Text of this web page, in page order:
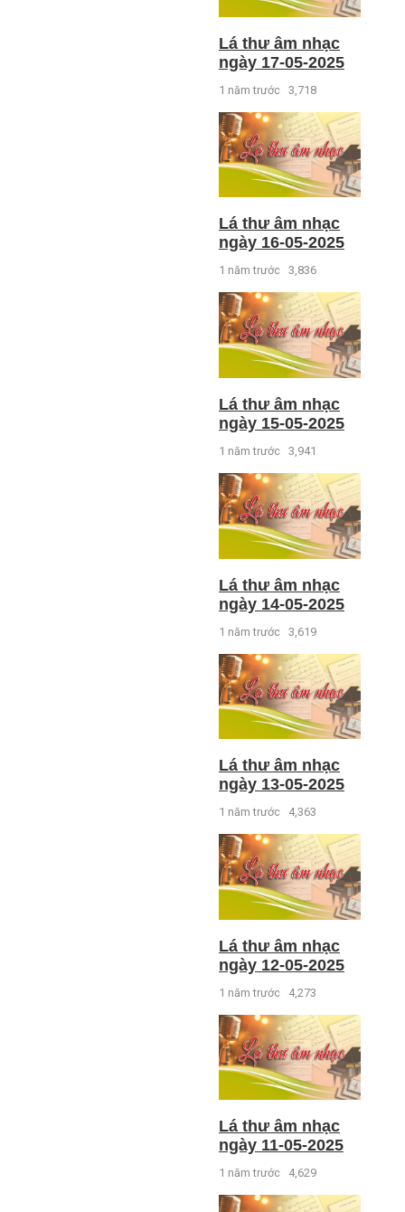
Lá thư âm nhạc
ngày 17-05-2025
1 năm trước 3,718
Lá thư âm nhạc
ngày 16-05-2025
1 năm trước 3,836
Lá thư âm nhạc
ngày 15-05-2025
1 năm trước 3,941
Lá thư âm nhạc
ngày 14-05-2025
1 năm trước 3,619
Lá thư âm nhạc
ngày 13-05-2025
1 năm trước 4,363
Lá thư âm nhạc
ngày 12-05-2025
1 năm trước 4,273
Lá thư âm nhạc
ngày 11-05-2025
1 năm trước 4,629